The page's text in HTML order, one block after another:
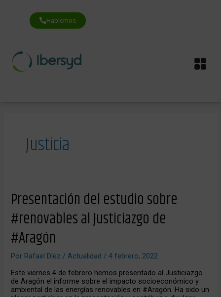
contenido
Hablemos
Justicia
Presentación del estudio sobre
#renovables al Justiciazgo de
#Aragón
Por Rafael Díez/Actualidad /4 febrero, 2022
Este viernes 4 de febrero hemos presentado al Justiciazgo
de Aragón el informe sobre el impacto socioeconómico y
ambiental de las energías renovables en #Aragón. Ha sido un
Presentación
del
sobre
al
Justiciazgo
de
#Aragón